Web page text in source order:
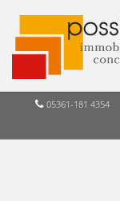
05361-181 4354